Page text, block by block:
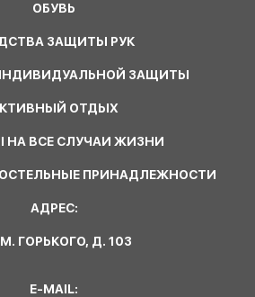
ОБУВЬ
ЗАЩИТЫ РУК
ЗАЩИТЫ
ОТДЫХ
НА ВСЕ СЛУЧАИ ЖИЗНИ
ПРИНАДЛЕЖНОСТИ
АДРЕС:
ГОРЬКОГО, Д. 103
E-MAIL: